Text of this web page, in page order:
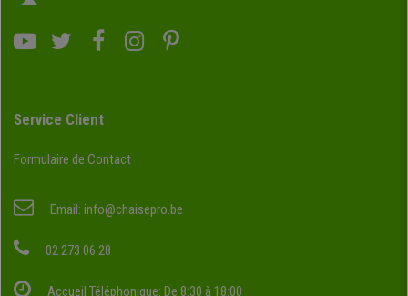
Service Client
Formulaire de Contact
Email: info@chaisepro.be
02 273 06 28
Accueil Téléphonique: De 8:30 à 18:00